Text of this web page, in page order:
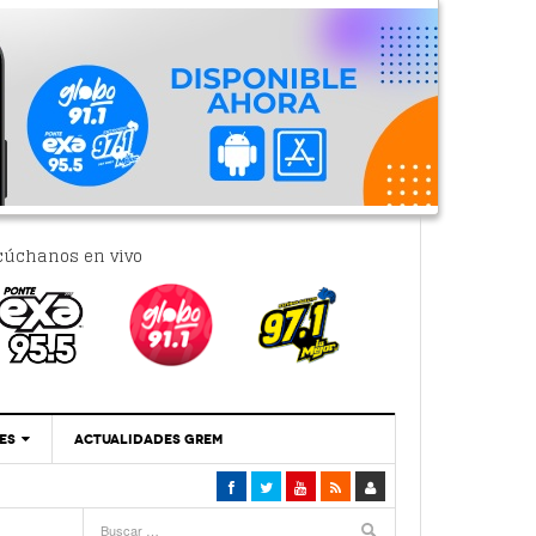
en vivo
‘Se Vale Soñar Con Una Contraloría Ciudadana’
ACTUALIDADES GREM